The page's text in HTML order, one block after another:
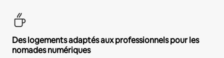
Des logements adaptés aux professionnels pour les
nomades numériques